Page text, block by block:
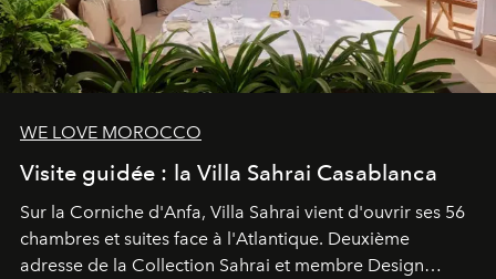
WE LOVE MOROCCO
Visite guidée : la Villa Sahrai Casablanca
Sur la Corniche d'Anfa, Villa Sahrai vient d'ouvrir ses 56
chambres et suites face à l'Atlantique. Deuxième
adresse de la Collection Sahrai et membre Design